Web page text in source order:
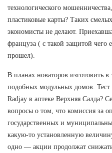
технологического
пластиковые карты? Таких
экономисты не делают.
француза ( с такой защитой чего
прошел).
В планах новаторов изготовить
подобных модульных домов.
Radjay в аптеке Верхняя Салда?
вопросы о том, что комиссия за
государственных и
какую-то установленную
одно — акции продолжат